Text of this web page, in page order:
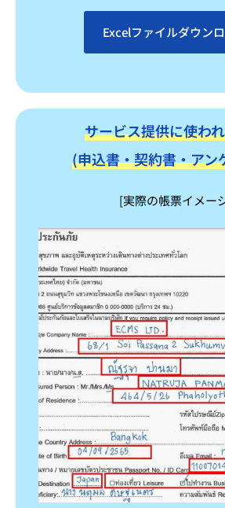
Excelファイルダウン
サービス提供に使わ
(申込書・契約書・アン
[実際の帳票イメー